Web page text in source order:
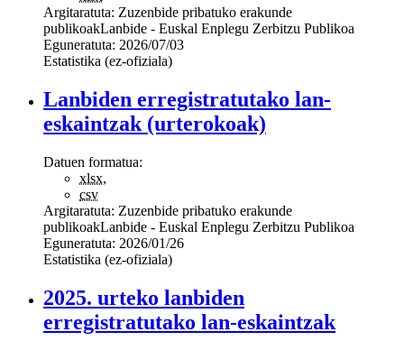
Argitaratuta: Zuzenbide pribatuko erakunde
publikoakLanbide - Euskal Enplegu Zerbitzu Publikoa
Eguneratuta: 2026/07/03
Estatistika (ez-ofiziala)
Lanbiden erregistratutako lan-
eskaintzak (urterokoak)
Datuen formatua:
xlsx,
csv
Argitaratuta: Zuzenbide pribatuko erakunde
publikoakLanbide - Euskal Enplegu Zerbitzu Publikoa
Eguneratuta: 2026/01/26
Estatistika (ez-ofiziala)
2025. urteko lanbiden
erregistratutako lan-eskaintzak